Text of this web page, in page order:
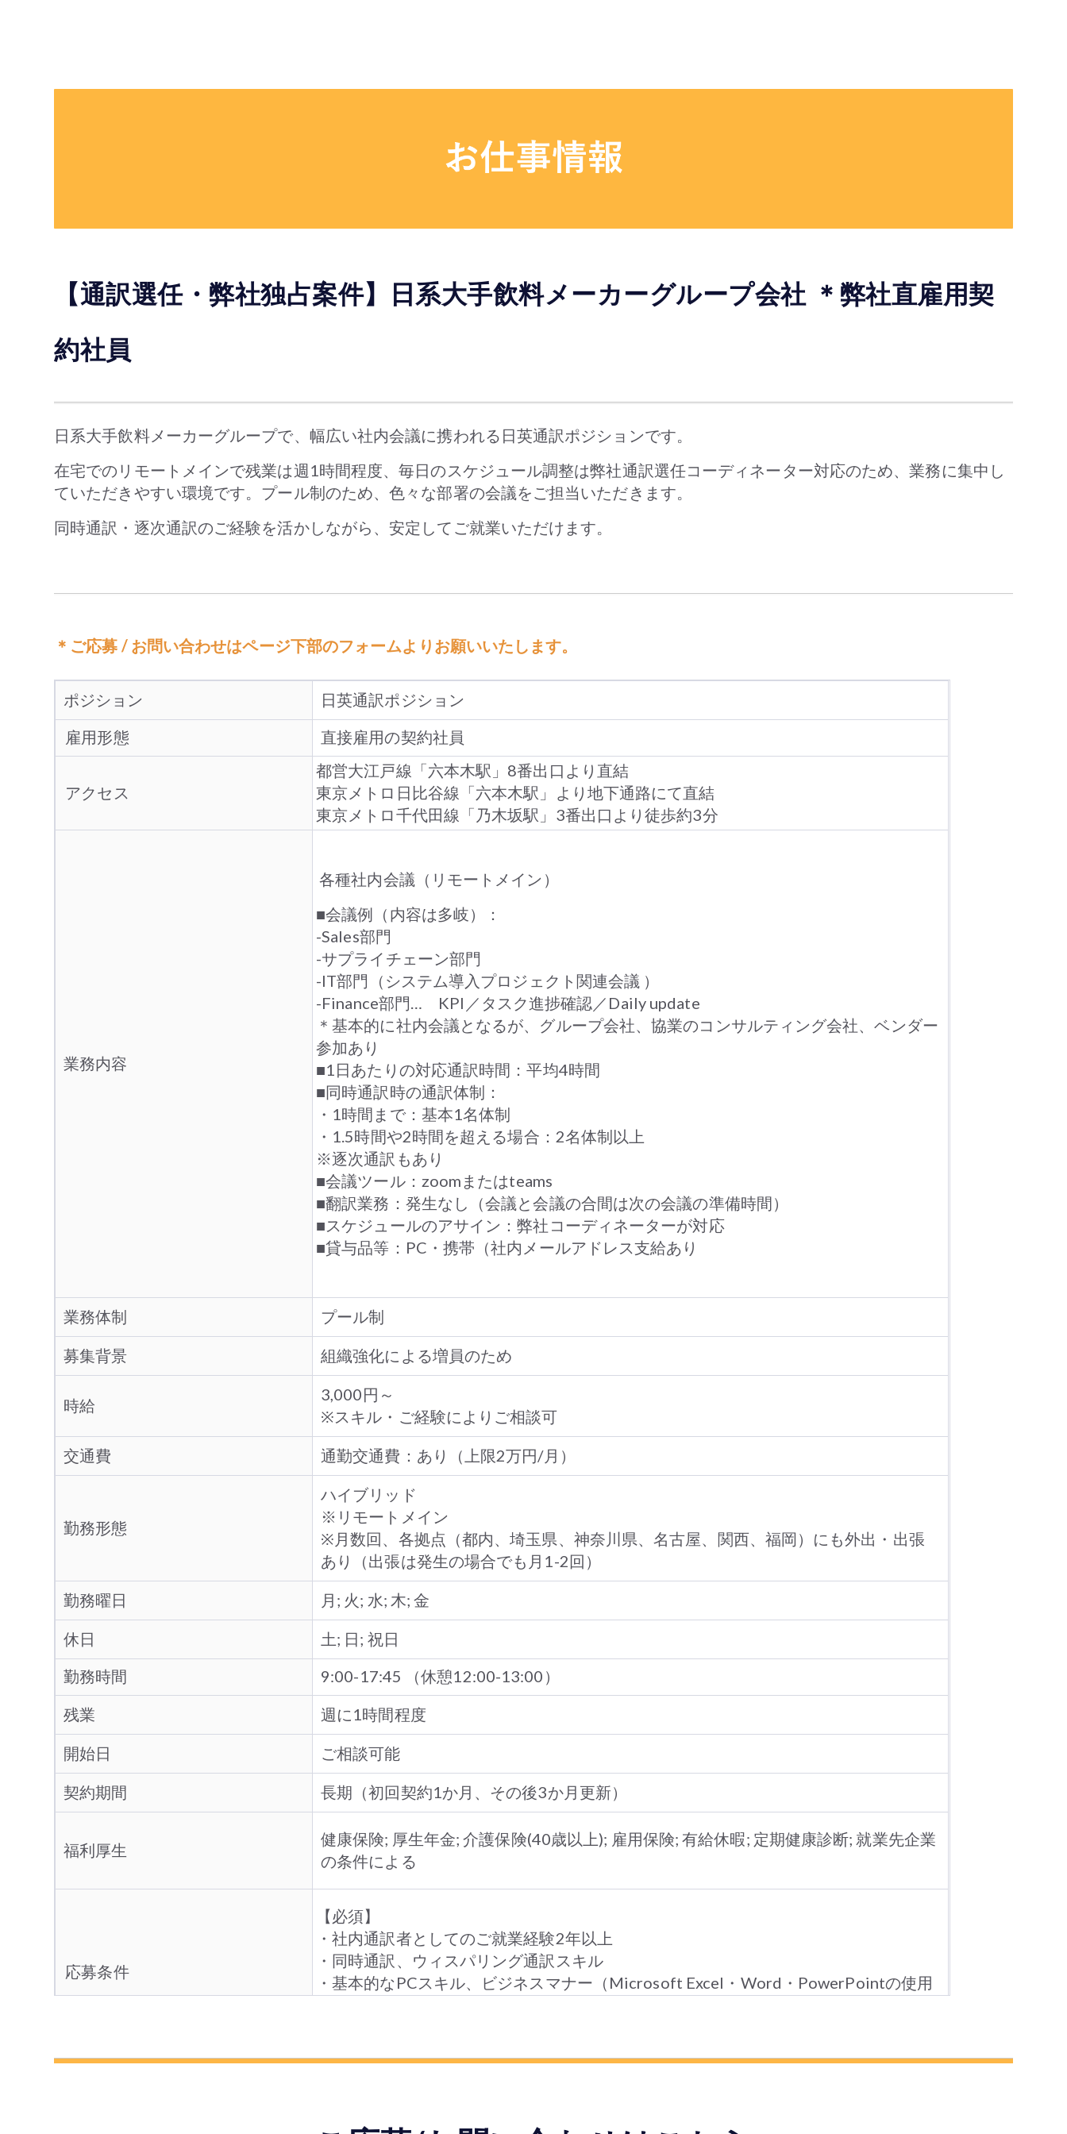
【通訳選任・弊社独占案件】日系大手飲料メーカーグループ会社 ＊弊社直雇用契
約社員
日系大手飲料メーカーグループで、幅広い社内会議に携われる日英通訳ポジションです。
在宅でのリモートメインで残業は週1時間程度、毎日のスケジュール調整は弊社通訳選任コーディネーター対応のため、業務に集中し
ていただきやすい環境です。プール制のため、色々な部署の会議をご担当いただきます。
同時通訳・逐次通訳のご経験を活かしながら、安定してご就業いただけます。
＊ご応募 / お問い合わせはページ下部のフォームよりお願いいたします。
ポジション
日英通訳ポジション
雇用形態
直接雇用の契約社員
アクセス
都営大江戸線「六本木駅」8番出口より直結
東京メトロ日比谷線「六本木駅」より地下通路にて直結
東京メトロ千代田線「乃木坂駅」3番出口より徒歩約3分
業務内容
各種社内会議（リモートメイン）
■会議例（内容は多岐）：
-Sales部門
-サプライチェーン部門
-IT部門（ システム導入プロジェクト関連会議 ）
-Finance部門… KPI／タスク進捗確認／Daily update
＊基本的に社内会議となるが、グループ会社、協業のコンサルティング会社、ベンダー
参加あり
■1日あたりの対応通訳時間：平均4時間
■同時通訳時の通訳体制：
・1時間まで：基本1名体制
・1.5時間や2時間を超える場合：2名体制以上
※逐次通訳もあり
■会議ツール：zoomまたはteams
■翻訳業務：発生なし（会議と会議の合間は次の会議の準備時間）
■スケジュールのアサイン：弊社コーディネーターが対応
■貸与品等：PC・携帯（社内メールアドレス支給あり
業務体制 プール制
募集背景 組織強化による増員のため
時給
3,000円～
※スキル・ご経験によりご相談可
交通費 通勤交通費：あり（上限2万円/月）
勤務形態
ハイブリッド
※リモートメイン
※月数回、各拠点（都内、埼玉県、神奈川県、名古屋、関西、福岡）にも外出・出張
あり（出張は発生の場合でも月1-2回）
勤務曜日 月; 火; 水; 木; 金
休日
土; 日; 祝日
勤務時間
9:00-17:45 （休憩12:00-13:00）
残業
週に1時間程度
開始日 ご相談可能
契約期間 長期（初回契約1か月、その後3か月更新）
福利厚生
健康保険; 厚生年金; 介護保険(40歳以上); 雇用保険; 有給休暇; 定期健康診断; 就業先企業
の条件による
応募条件
【必須】
・社内通訳者としてのご就業経験2年以上
・同時通訳、ウィスパリング通訳スキル
・基本的なPCスキル、ビジネスマナー（Microsoft Excel・Word・PowerPointの使用
弊社による書類選考→弊社との面談・スキルチェック（zoom）